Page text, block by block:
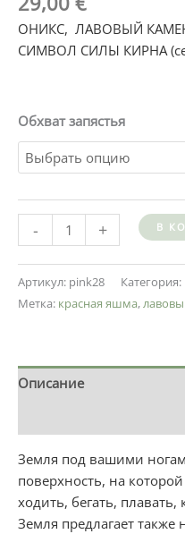
ОНИКС, ЛАВОВЫЙ
СИМВОЛ СИЛЫ КИРНА
Обхват запястья
- + В
Артикул: pink28 Категория:
Метка: красная яшма,
Описание
Земля под вашими
поверхность, на
ходить, бегать, плавать,
Земля предлагает